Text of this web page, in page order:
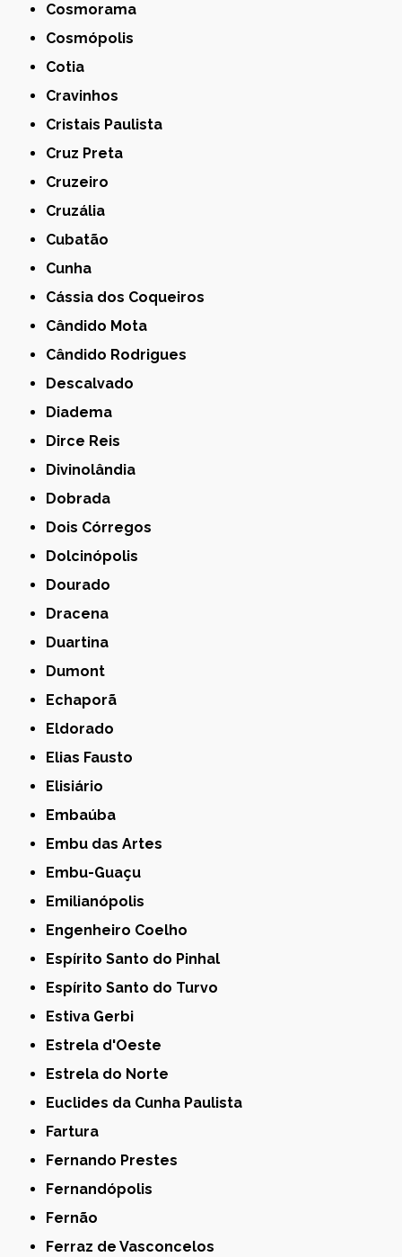
Cosmorama
Cosmópolis
Cotia
Cravinhos
Cristais Paulista
Cruz Preta
Cruzeiro
Cruzália
Cubatão
Cunha
Cássia dos Coqueiros
Cândido Mota
Cândido Rodrigues
Descalvado
Diadema
Dirce Reis
Divinolândia
Dobrada
Dois Córregos
Dolcinópolis
Dourado
Dracena
Duartina
Dumont
Echaporã
Eldorado
Elias Fausto
Elisiário
Embaúba
Embu das Artes
Embu-Guaçu
Emilianópolis
Engenheiro Coelho
Espírito Santo do Pinhal
Espírito Santo do Turvo
Estiva Gerbi
Estrela d'Oeste
Estrela do Norte
Euclides da Cunha Paulista
Fartura
Fernando Prestes
Fernandópolis
Fernão
Ferraz de Vasconcelos